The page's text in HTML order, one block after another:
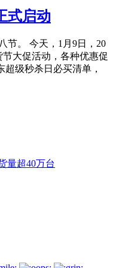
式启动
节。 今天，1月9日，20
大促活动，各种优惠促
级秒杀日必买清单，
量超40万台